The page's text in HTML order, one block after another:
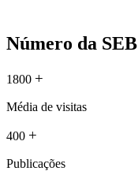
Número da SEB
1800 +
Média de visitas
400 +
Publicações